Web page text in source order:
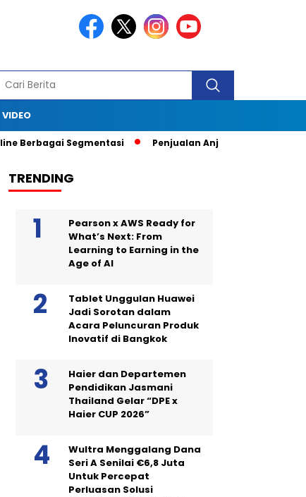
VIDEO
Segmentasi Penjualan Anjlok, Coca Cola Tutup
TRENDING
Pearson x AWS Ready for
What’s Next: From
Learning to Earning in the
Age of AI
Tablet Unggulan Huawei
Jadi Sorotan dalam
Acara Peluncuran Produk
Inovatif di Bangkok
Haier dan Departemen
Pendidikan Jasmani
Thailand Gelar “DPE x
Haier CUP 2026”
Wultra Menggalang Dana
Seri A Senilai €6,8 Juta
Untuk Percepat
Perluasan Solusi